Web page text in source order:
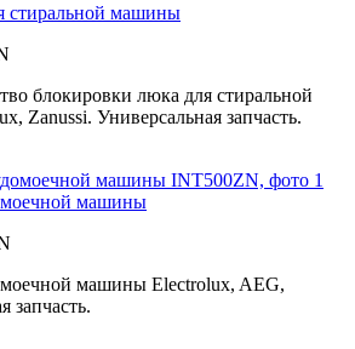
стиральной машины
блокировки люка для стиральной
Zanussi. Универсальная запчасть.
машины
машины Electrolux, AEG,
запчасть.